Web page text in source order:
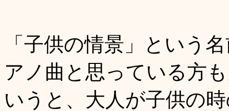
「子供の情景」という
アノ曲と思っている方
いうと、大人が子供の